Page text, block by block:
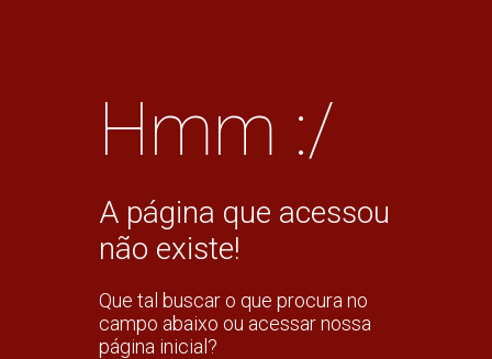
Hmm :/
A página que acessou
não existe!
Que tal buscar o que procura no
campo abaixo ou acessar nossa
página inicial?